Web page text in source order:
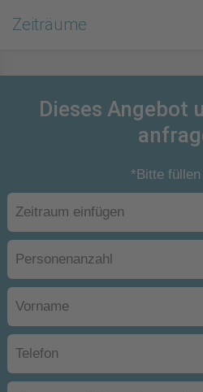
Zeiträume
Dieses Angebot
*Bitte